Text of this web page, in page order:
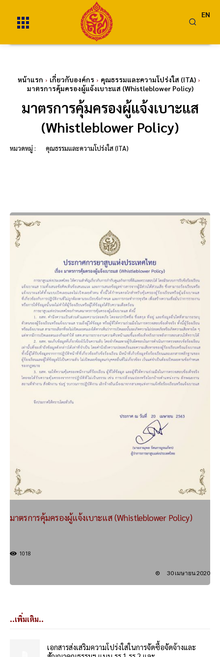
EN
หน้าแรก เกี่ยวกับองค์กร
คุณธรรมและความโปร่งใส (ITA)
มาตรการคุ้มครองผู้แจ้งเบาะแส (Whistleblower Policy)
มาตรการคุ้มครองผู้แจ้งเบาะแส
(Whistleblower Policy)
หมวดหมู่ : คุณธรรมและความโปร่งใส (ITA)
มาตรการคุ้มครองผู้แจ้งเบาะแส (Whistleblower Policy)
1018
30 เมษายน 2020
..เพิ่มเติม..
เอกสารส่งเสริมความโปร่งใสในการจัดซื้อจัดจ้างและ